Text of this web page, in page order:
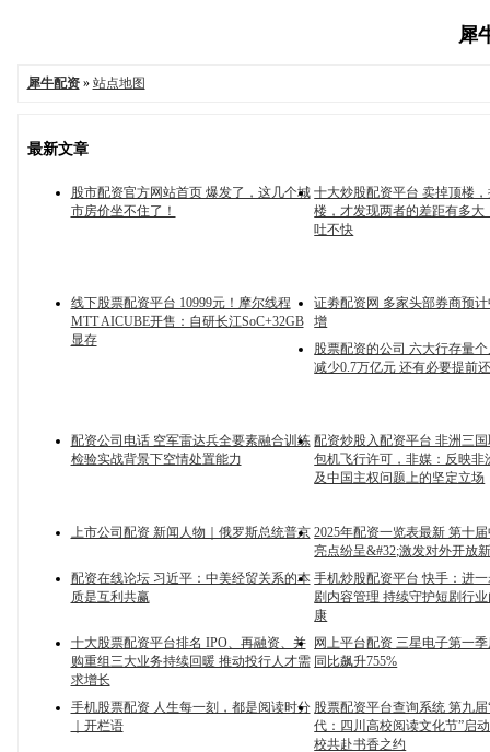
犀
犀牛配资» 站点地图
最新文章
股市配资官方网站首页 爆发了，这几个城
市房价坐不住了！
十大炒股配资平台 卖掉顶楼
楼，才发现两者的差距有多大
吐不快
线下股票配资平台 10999元！摩尔线程
MTT AICUBE开售：自研长江SoC+32GB
显存
证劵配资网 多家头部券商预
增
股票配资的公司 六大行存量
减少0.7万亿元 还有必要提前
配资公司电话 空军雷达兵全要素融合训练
检验实战背景下空情处置能力
配资炒股入配资平台 非洲三
包机飞行许可，非媒：反映非
及中国主权问题上的坚定立场
上市公司配资 新闻人物｜俄罗斯总统普京 2025年配资一览表最新 第十
亮点纷呈&#32;激发对外开放
配资在线论坛 习近平：中美经贸关系的本
质是互利共赢
手机炒股配资平台 快手：进
剧内容管理 持续守护短剧行
康
十大股票配资平台排名 IPO、再融资、并
购重组三大业务持续回暖 推动投行人才需
求增长
网上平台配资 三星电子第一
同比飙升755%
手机股票配资 人生每一刻，都是阅读时分
｜开栏语
股票配资平台查询系统 第九
代：四川高校阅读文化节”启
校共赴书香之约